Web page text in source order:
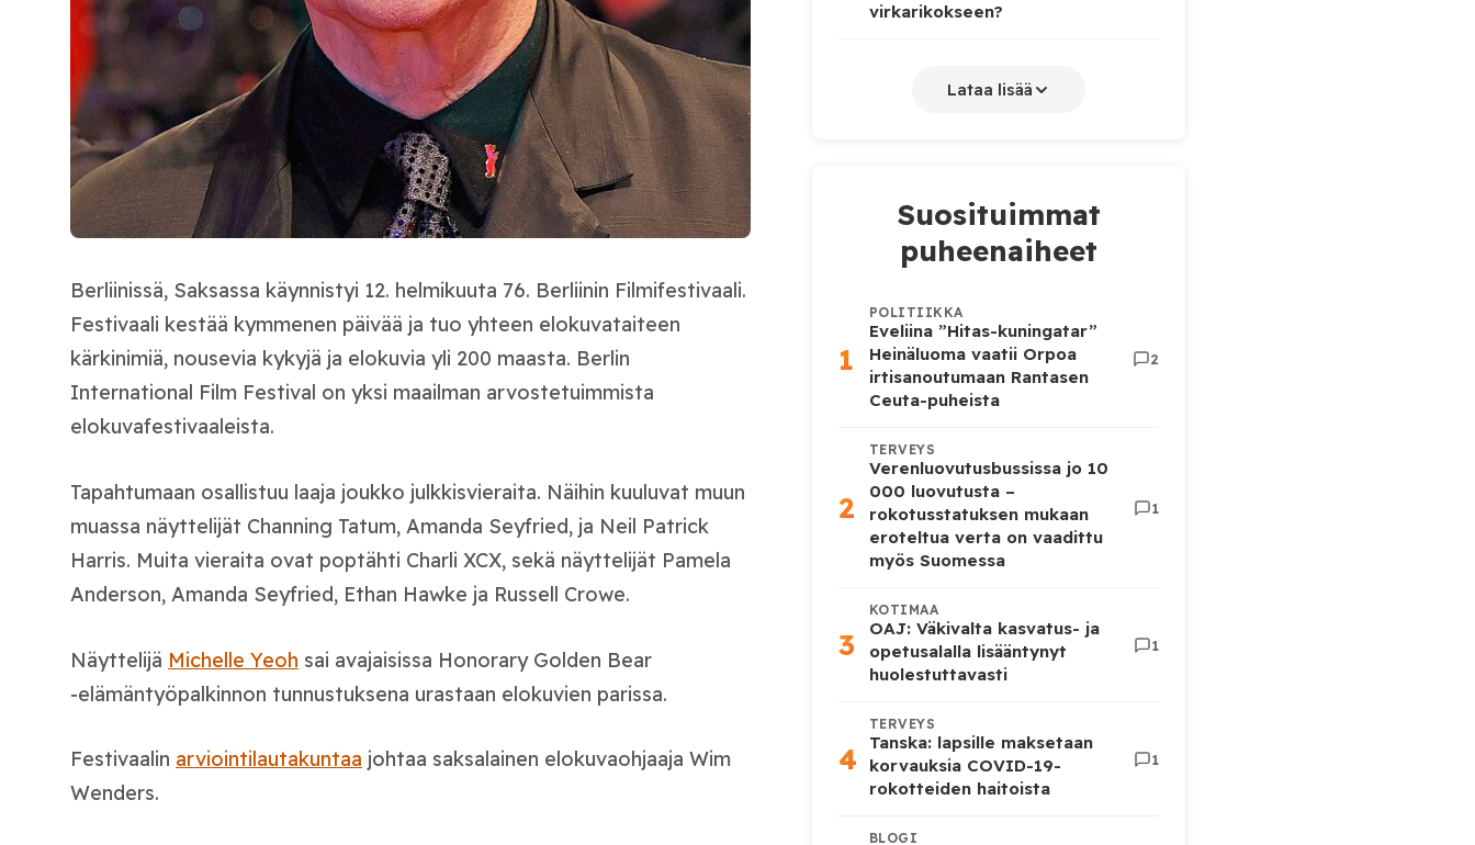
Berliinissä, Saksassa käynnistyi 12. helmikuuta 76. Berliinin Filmifestivaali.
Festivaali kestää kymmenen päivää ja tuo yhteen elokuvataiteen
kärkinimiä, nousevia kykyjä ja elokuvia yli 200 maasta. Berlin
International Film Festival on yksi maailman arvostetuimmista
elokuvafestivaaleista.
Tapahtumaan osallistuu laaja joukko julkkisvieraita. Näihin kuuluvat muun
muassa näyttelijät Channing Tatum, Amanda Seyfried, ja Neil Patrick
Harris. Muita vieraita ovat poptähti Charli XCX, sekä näyttelijät Pamela
Anderson, Amanda Seyfried, Ethan Hawke ja Russell Crowe.
Näyttelijä Michelle Yeoh sai avajaisissa Honorary Golden Bear
‑elämäntyöpalkinnon tunnustuksena urastaan elokuvien parissa.
Festivaalin arviointilautakuntaa johtaa saksalainen elokuvaohjaaja Wim
Wenders.
virkarikokseen?
Lataa lisää
Suosituimmat
puheenaiheet
1
POLITIIKKA
Eveliina ”Hitas-kuningatar”
Heinäluoma vaatii Orpoa
irtisanoutumaan Rantasen
Ceuta-puheista
2
2
TERVEYS
Verenluovutusbussissa jo 10
000 luovutusta –
rokotusstatuksen mukaan
eroteltua verta on vaadittu
myös Suomessa
1
3
KOTIMAA
OAJ: Väkivalta kasvatus- ja
opetusalalla lisääntynyt
huolestuttavasti
1
4
TERVEYS
Tanska: lapsille maksetaan
korvauksia COVID-19-
rokotteiden haitoista
1
BLOGI